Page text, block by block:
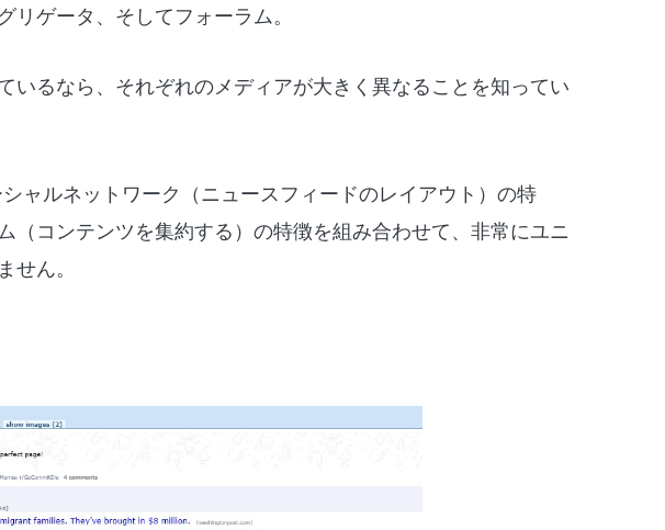
ゲータ、そしてフォーラム。
いるなら、それぞれのメディアが大きく異なることを知ってい
ャルネットワーク（ニュースフィードのレイアウト）の特
コンテンツを集約する）の特徴を組み合わせて、非常にユニ
ん。